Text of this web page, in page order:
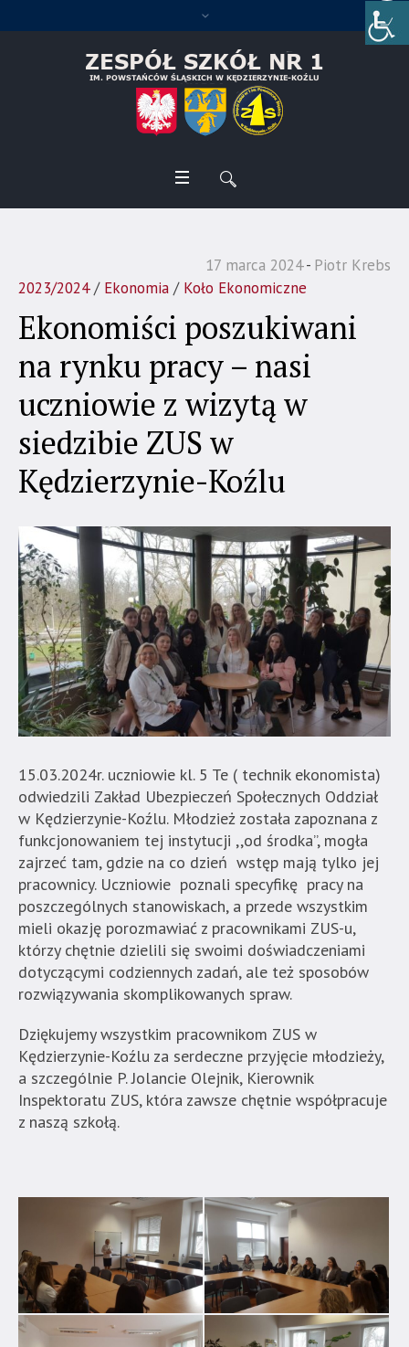
17 marca 2024 Piotr Krebs
2023/2024/ Ekonomia / Koło Ekonomiczne
Ekonomiści poszukiwani
na rynku pracy – nasi
uczniowie z wizytą w
siedzibie ZUS w
Kędzierzynie-Koźlu
15.03.2024r. uczniowie kl. 5 Te ( technik ekonomista)
odwiedzili Zakład Ubezpieczeń Społecznych Oddział
w Kędzierzynie-Koźlu. Młodzież została zapoznana z
funkcjonowaniem tej instytucji ,,od środka”, mogła
zajrzeć tam, gdzie na co dzień wstęp mają tylko jej
pracownicy. Uczniowie poznali specyfikę pracy na
poszczególnych stanowiskach, a przede wszystkim
mieli okazję porozmawiać z pracownikami ZUS-u,
którzy chętnie dzielili się swoimi doświadczeniami
dotyczącymi codziennych zadań, ale też sposobów
rozwiązywania skomplikowanych spraw.
Dziękujemy wszystkim pracownikom ZUS w
Kędzierzynie-Koźlu za serdeczne przyjęcie młodzieży,
a szczególnie P. Jolancie Olejnik, Kierownik
Inspektoratu ZUS, która zawsze chętnie współpracuje
z naszą szkołą.